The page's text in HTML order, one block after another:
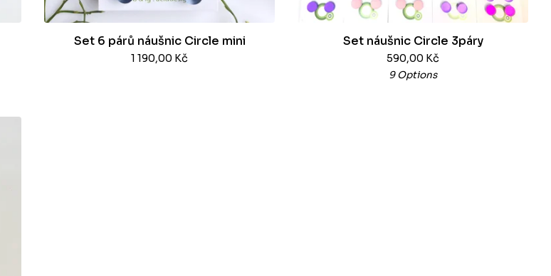
Set 6 párů náušnic Circle mini
1 190,00 Kč
Set náušnic Circle 3páry
590,00 Kč
9 Options